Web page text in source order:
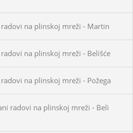
na plinskoj mreži - Martin
na plinskoj mreži - Belišće
na plinskoj mreži - Požega
radovi na plinskoj mreži - Beli